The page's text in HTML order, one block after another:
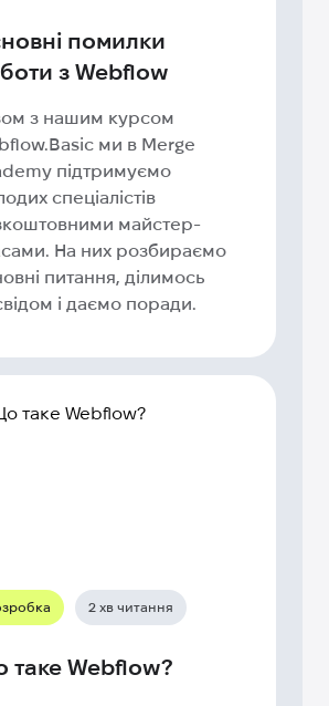
помилки
з Webflow
з нашим курсом
ми в Merge
підтримуємо
спеціалістів
майстер-
На них розбираємо
питання, ділимось
і даємо поради.
2 хв читання
таке Webflow?